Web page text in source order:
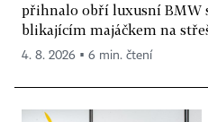
přihnalo obří luxusní BMW
blikajícím majáčkem na
4. 8. 2026 ▪ 6 min. čtení